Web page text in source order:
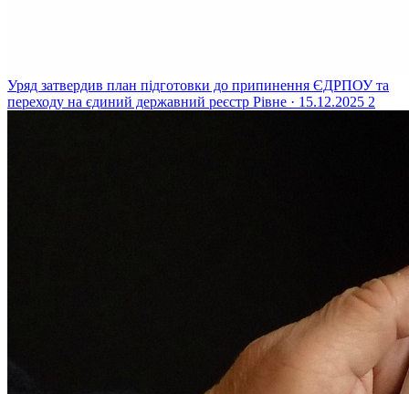
Уряд затвердив план підготовки до припинення ЄДРПОУ та
переходу на єдиний державний реєстр Рівне · 15.12.2025 2